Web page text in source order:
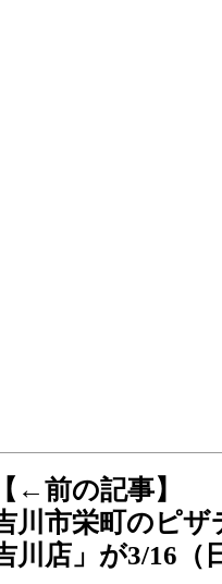
【←前の記事】
川市栄町のピ
川店」が3/16（